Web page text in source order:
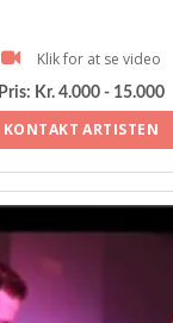
Klik for at se video
Pris: Kr. 4.000 - 15.000
KONTAKT ARTISTEN